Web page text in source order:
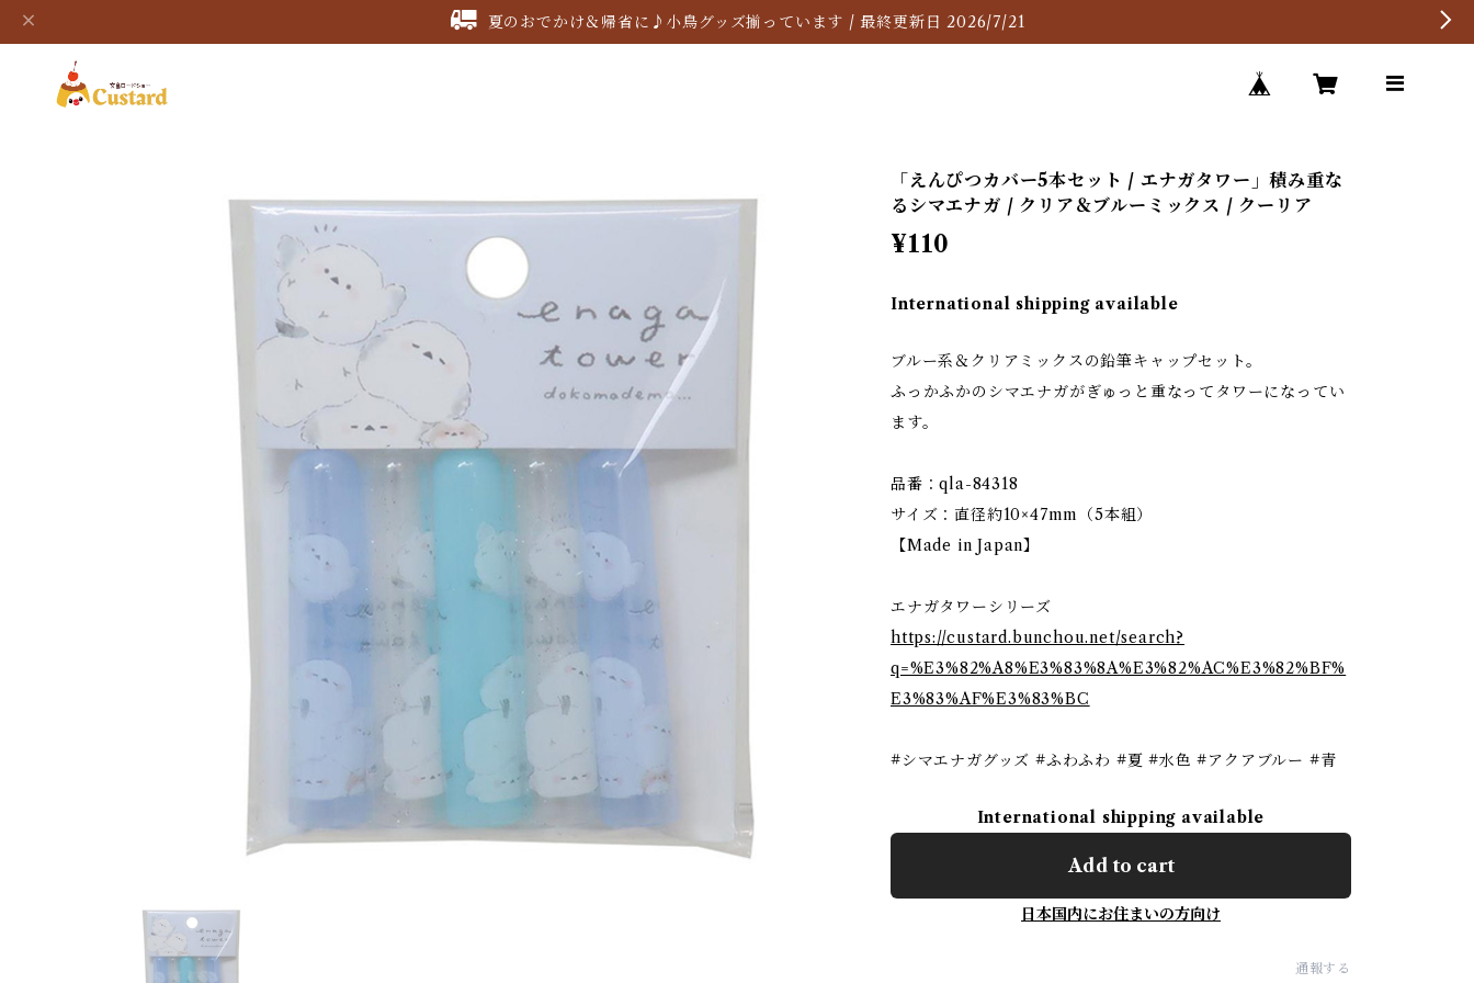
夏のおでかけ＆帰省に♪小鳥グッズ揃っています / 最終更新日 2026/7/21
「えんぴつカバー5本セット / エナガタワー」積み重な
るシマエナガ / クリア＆ブルーミックス / クーリア
¥110
International shipping available
ブルー系＆クリアミックスの鉛筆キャップセット。
ふっかふかのシマエナガがぎゅっと重なってタワーになってい
ます。
品番：qla-84318
サイズ：直径約10×47mm（5本組）
【Made in Japan】
エナガタワーシリーズ
https://custard.bunchou.net/search?
q=%E3%82%A8%E3%83%8A%E3%82%AC%E3%82%BF%
E3%83%AF%E3%83%BC
#シマエナガグッズ #ふわふわ #夏 #水色 #アクアブルー #青
International shipping available
Add to cart
日本国内にお住まいの方向け
通報する